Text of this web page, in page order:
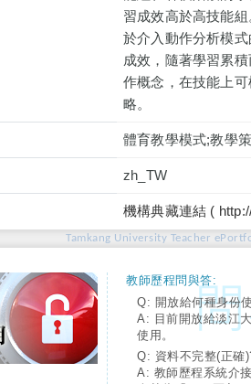
習成效高於高技能
於介入動作分析模
成效，隨著學習累
作概念，在技能上
略。
體育教學模式;教學
zh_TW
機構典藏連結 (
Tamkang University Teacher
教師歷程問與答:
Q: 開放給何種身份
A: 目前開放給淡江
使用。
Q: 資料不完整(正確
A: 教師歷程系統介